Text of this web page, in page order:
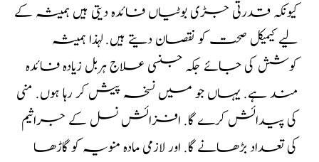
کیونکہ قدرتی جڑی بوٹیاں فائدہ دیتی ہیں ہمیشہ کے
لیے کیمیکل صحت کو نقصان دیتے ہیں. لہذا ہمیشہ
کوشش کی جائے جکہ جنسی علاج ہربل زیادہ فائدہ
مند ہے. یہاں جو میں نسخہ پیش کر رہا ہوں. منی
کی پیدائش کرے گا. افزائش نسل کے جراثیم
کی تعداد بڑھانے گا. اور لازمی مادہ منویہ کو گاڑھا